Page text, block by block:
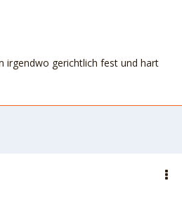
habe, hast du Probleme mit
nochmals zu (siehe
schriftliche Stellungnahme bis
ich bis dahin keine
ich dein Einverständnis als
keine Fahrten im
nächsten Umgang zu
irgendwo gerichtlich fest und hart